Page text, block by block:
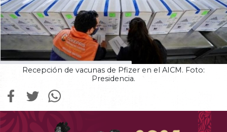
Recepción de vacunas de Pfizer en el AICM. Foto:
Presidencia.